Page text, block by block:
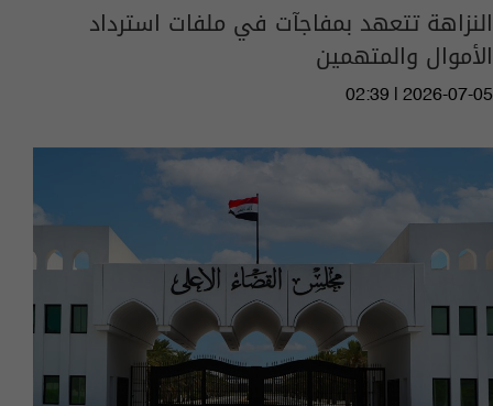
النزاهة تتعهد بمفاجآت في ملفات استرداد
الأموال والمتهمين
02:39 | 2026-07-05